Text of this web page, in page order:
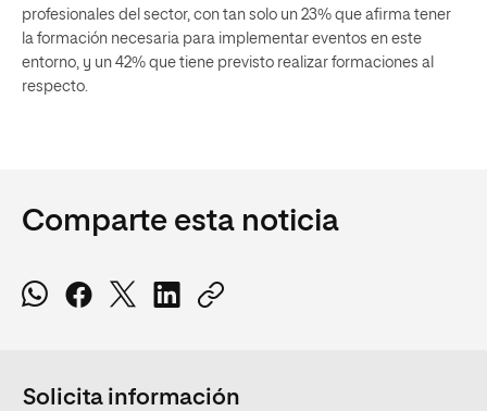
profesionales del sector, con tan solo un 23% que afirma tener
la formación necesaria para implementar eventos en este
entorno, y un 42% que tiene previsto realizar formaciones al
respecto.
Comparte esta noticia
Solicita información